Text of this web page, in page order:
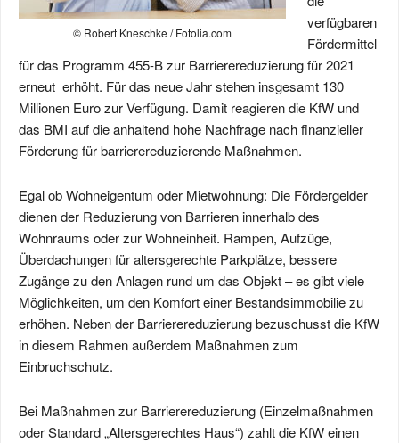
© Robert Kneschke / Fotolia.com
verfügbaren
Fördermittel
für das Programm 455-B zur Barrierereduzierung für 2021
erneut erhöht. Für das neue Jahr stehen insgesamt 130
Millionen Euro zur Verfügung. Damit reagieren die KfW und
das BMI auf die anhaltend hohe Nachfrage nach finanzieller
Förderung für barrierereduzierende Maßnahmen.
Egal ob Wohneigentum oder Mietwohnung: Die Fördergelder
dienen der Reduzierung von Barrieren innerhalb des
Wohnraums oder zur Wohneinheit. Rampen, Aufzüge,
Überdachungen für altersgerechte Parkplätze, bessere
Zugänge zu den Anlagen rund um das Objekt – es gibt viele
Möglichkeiten, um den Komfort einer Bestandsimmobilie zu
erhöhen. Neben der Barrierereduzierung bezuschusst die KfW
in diesem Rahmen außerdem Maßnahmen zum
Einbruchschutz.
Bei Maßnahmen zur Barrierereduzierung (Einzel­maßnahmen
oder Standard „Alters­gerechtes Haus“) zahlt die KfW einen